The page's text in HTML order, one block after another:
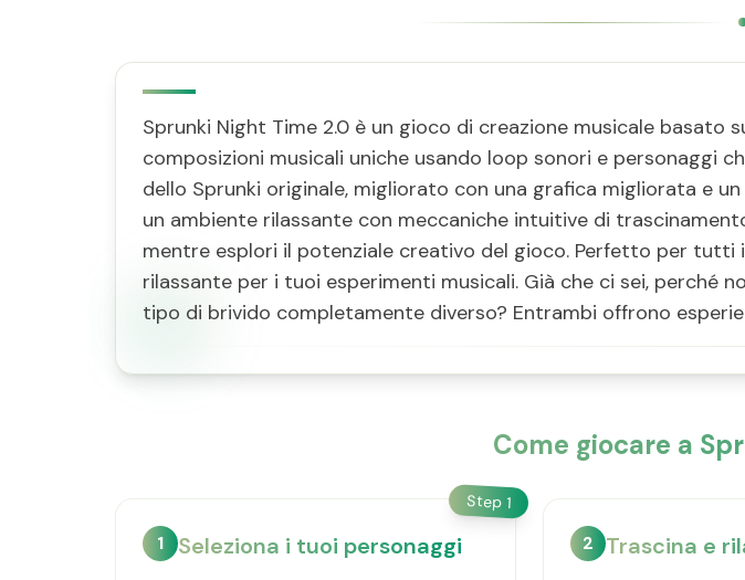
Sprunki Night Time 2.0 è un gioco di creazione musicale
composizioni musicali uniche usando loop sonori e personaggi
dello Sprunki originale, migliorato con una grafica migliorata e
un ambiente rilassante con meccaniche intuitive di
mentre esplori il potenziale creativo del gioco. Perfetto per tutti
rilassante per i tuoi esperimenti musicali. Già che ci sei, perché
tipo di brivido completamente diverso? Entrambi offrono
Come giocare a
Step 1
1 Seleziona i tuoi personaggi 2 Trascina e